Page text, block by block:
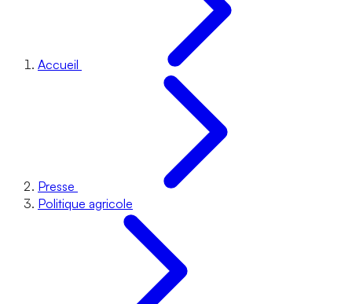
Accueil
Presse
Politique agricole